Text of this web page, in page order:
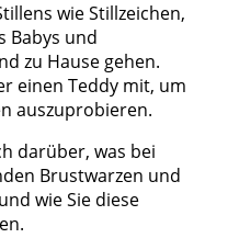
wie Stillzeichen,
Babys und
zu Hause gehen.
einen Teddy mit, um
auszuprobieren.
darüber, was bei
Brustwarzen und
wie Sie diese